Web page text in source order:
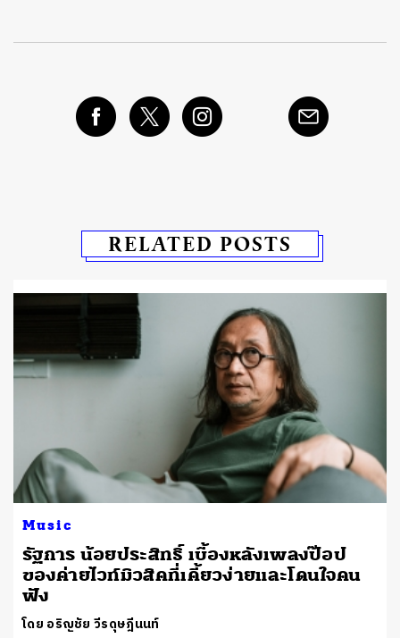
RELATED POSTS
Music
รัฐการ น้อยประสิทธิ์ เบื้องหลังเพลงป๊อป
ของค่ายไวท์มิวสิคที่เคี้ยวง่ายและโดนใจคน
ฟัง
โดย อริญชัย วีรดุษฎีนนท์